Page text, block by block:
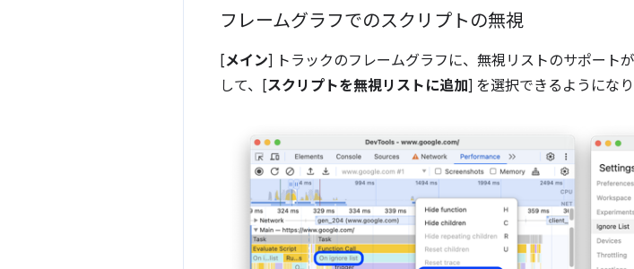
フレームグラフでのスクリプトの無視
[メイン] トラックのフレームグラフに、無視リストのサポート
して、[スクリプトを無視リストに追加] を選択できるようになり